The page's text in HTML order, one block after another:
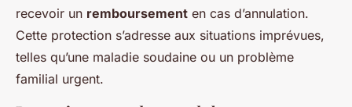
recevoir un remboursement en cas d’annulation.
Cette protection s’adresse aux situations imprévues,
telles qu’une maladie soudaine ou un problème
familial urgent.